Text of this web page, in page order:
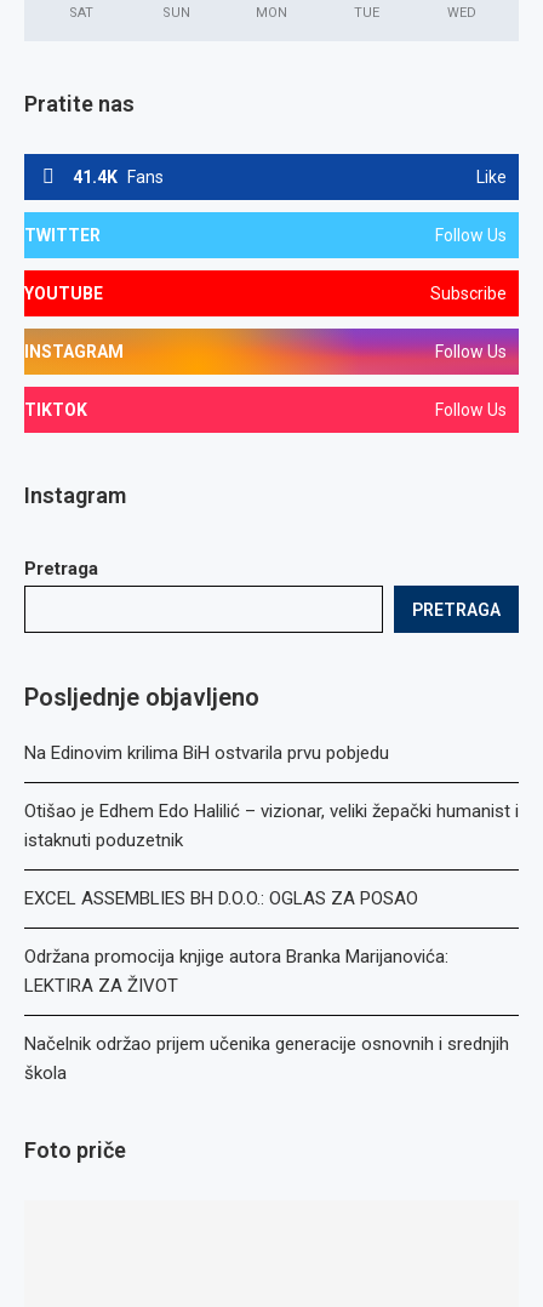
SAT SUN MON TUE WED
Pratite nas
41.4K Fans Like
TWITTER Follow Us
YOUTUBE Subscribe
INSTAGRAM Follow Us
TIKTOK Follow Us
Instagram
Pretraga
PRETRAGA
Posljednje objavljeno
Na Edinovim krilima BiH ostvarila prvu pobjedu
Otišao je Edhem Edo Halilić – vizionar, veliki žepački humanist i
istaknuti poduzetnik
EXCEL ASSEMBLIES BH D.O.O.: OGLAS ZA POSAO
Održana promocija knjige autora Branka Marijanovića:
LEKTIRA ZA ŽIVOT
Načelnik održao prijem učenika generacije osnovnih i srednjih
škola
Foto priče